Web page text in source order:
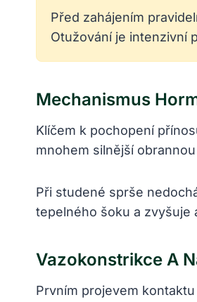
Před zahájením
Otužování je intenzivní
Mechanismus
Klíčem k pochopení
mnohem silnější
Při studené sprše
tepelného šoku a zvyšuje
Vazokonstrikce A
Prvním projevem